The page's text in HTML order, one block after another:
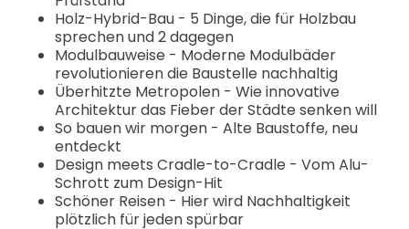
Holz-Hybrid-Bau - 5 Dinge, die für Holzbau
sprechen und 2 dagegen
Modulbauweise - Moderne Modulbäder
revolutionieren die Baustelle nachhaltig
Überhitzte Metropolen - Wie innovative
Architektur das Fieber der Städte senken will
So bauen wir morgen - Alte Baustoffe, neu
entdeckt
Design meets Cradle-to-Cradle - Vom Alu-
Schrott zum Design-Hit
Schöner Reisen - Hier wird Nachhaltigkeit
plötzlich für jeden spürbar